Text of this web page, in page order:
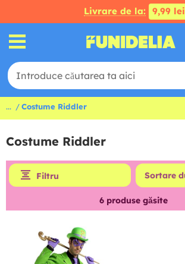
Livrare de la: 9,99 lei
... Costume Riddler
Costume Riddler
Filtru
6produse găsite